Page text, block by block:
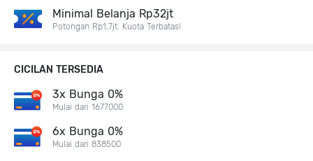
Minimal Belanja Rp32jt
Potongan Rp1,7jt. Kuota Terbatas!
CICILAN TERSEDIA
3x Bunga 0%
Mulai dari 1677000
6x Bunga 0%
Mulai dari 838500